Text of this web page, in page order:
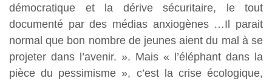
démocratique et la
dérive sécuritaire, le tout
documenté par des médias anxiogènes …Il parait
normal que bon nombre de jeunes aient du mal à se
projeter dans l’avenir. ». Mais « l’éléphant dans la
pièce du pessimisme », c’est la crise écologique,